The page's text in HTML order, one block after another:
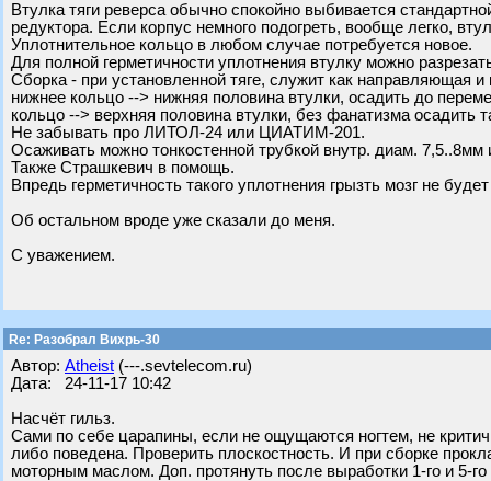
Втулка тяги реверса обычно спокойно выбивается
редуктора. Если корпус немного подогреть, вообще легко,
Уплотнительное кольцо в любом случае потребуется новое.
Для полной герметичности уплотнения втулку можно
Сборка - при установленной тяге, служит как направляющая
нижнее кольцо --> нижняя половина втулки, осадить до
кольцо --> верхняя половина втулки, без фанатизма
Не забывать про ЛИТОЛ-24 или ЦИАТИМ-201.
Осаживать можно тонкостенной трубкой внутр. диам.
Также Страшкевич в помощь.
Впредь герметичность такого уплотнения грызть мозг не
Об остальном вроде уже сказали до меня.
С уважением.
Re: Разобрал Вихрь-30
Автор: Atheist (---.sevtelecom.ru)
Дата: 24-11-17 10:42
Насчёт гильз.
Сами по себе царапины, если не ощущаются ногтем, не
либо поведена. Проверить плоскостность. И при сборке
моторным маслом. Доп. протянуть после выработки 1-го и 5-го